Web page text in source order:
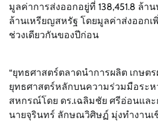
มูลค่าการส่งออกอยู่ที่ 138,451.8 ล้า
ล้านเหรียญสหรัฐ โดยมูลค่าส่งออกเ
ช่วงเดียวกันของปีก่อน
“ยุทธศาสตร์ตลาดนำการผลิต เกษต
ยุทธศาสตร์หลักบนความร่วมมือระห
สหกรณ์โดย ดร.เฉลิมชัย ศรีอ่อนแล
นายจุรินทร์ ลักษณวิศิษฏ์ มุ่งทำงานเ